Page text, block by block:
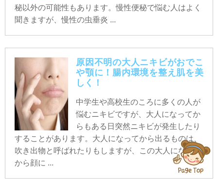
秘以外の可能性もあります。慢性便秘で悩む人はよく
聞きますが、慢性の虫垂炎 ...
原因不明の大人ニキビがおでこ
や顎に！腸内環境を整え肌を美
しく！
中学生や高校生のころに多くの人が
悩むニキビですが、大人になってか
らもある日突然ニキビが発生したり
することがあります。大人になってから出るものは、
吹き出物と呼ばれたりもしますが、この大人になって
から顔に ...